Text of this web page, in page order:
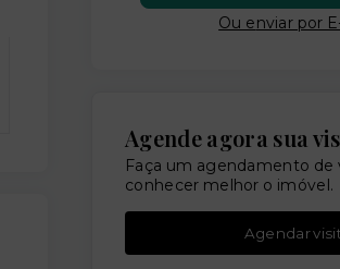
Ou enviar por
Agende agora sua
Faça um agendamento de
conhecer melhor o imóvel.
Agendar